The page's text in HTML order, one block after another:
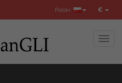
€
Polski